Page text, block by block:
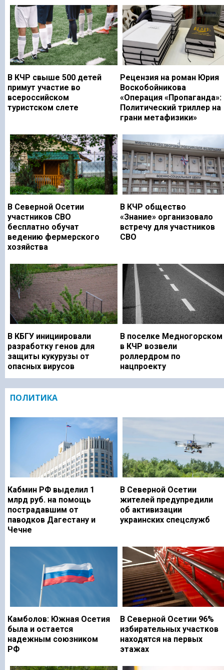
В КЧР свыше 500 детей
примут участие во
всероссийском
туристском слете
Рецензия на роман Юрия
Воскобойникова
«Операция «Пропаганда»:
Политический триллер на
грани метафизики»
В Северной Осетии
участников СВО
бесплатно обучат
ведению фермерского
хозяйства
В КЧР общество
«Знание» организовало
встречу для участников
СВО
В КБГУ инициировали
разработку генов для
защиты кукурузы от
опасных вирусов
В поселке Медногорском
в КЧР возвели
роллердром по
нацпроекту
ПОЛИТИКА
Кабмин РФ выделил 1
млрд руб. на помощь
пострадавшим от
паводков Дагестану и
Чечне
В Северной Осетии
жителей предупредили
об активизации
украинских спецслужб
Камболов: Южная Осетия
была и остается
надежным союзником
РФ
В Северной Осетии 96%
избирательных участков
находятся на первых
этажах